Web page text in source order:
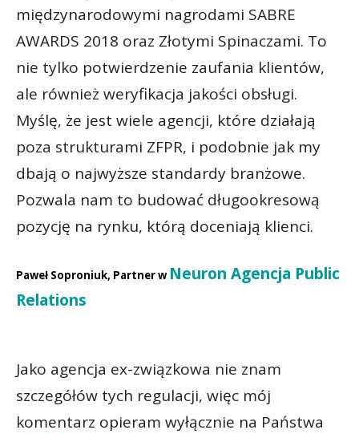
międzynarodowymi nagrodami SABRE
AWARDS 2018 oraz Złotymi Spinaczami. To
nie tylko potwierdzenie zaufania klientów,
ale również weryfikacja jakości obsługi.
Myślę, że jest wiele agencji, które działają
poza strukturami ZFPR, i podobnie jak my
dbają o najwyższe standardy branżowe.
Pozwala nam to budować długookresową
pozycję na rynku, którą doceniają klienci.
Paweł Soproniuk, Partner w Neuron Agencja Public
Relations
Jako agencja ex-związkowa nie znam
szczegółów tych regulacji, więc mój
komentarz opieram wyłącznie na Państwa